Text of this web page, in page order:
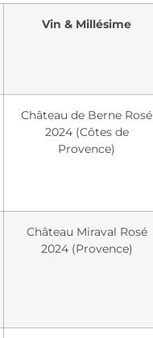
Vin & Millésime
Château de Berne Rosé
2024 (Côtes de
Provence)
Château Miraval Rosé
2024 (Provence)